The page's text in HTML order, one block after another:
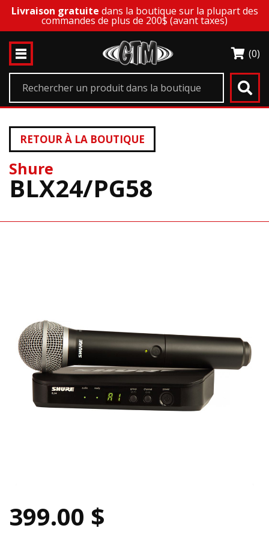
Livraison gratuite dans la boutique sur la plupart des
commandes de plus de 200$ (avant taxes)
(0)
Shure
BLX24/PG58
RETOUR À LA BOUTIQUE
399.00 $